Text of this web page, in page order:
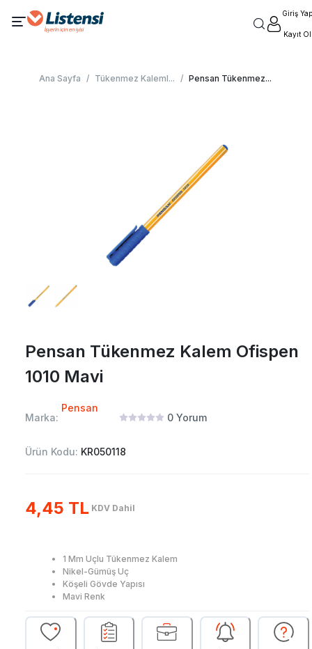
Giriş Yap
Kayıt Ol
Ana Sayfa / Tükenmez Kaleml... / Pensan Tükenmez...
Pensan Tükenmez Kalem Ofispen
1010 Mavi
Marka:
Pensan
0 Yorum
Ürün Kodu: KR050118
4,45 TL KDV Dahil
1 Mm Uçlu Tükenmez Kalem
Nikel-Gümüş Uç
Köşeli Gövde Yapısı
Mavi Renk